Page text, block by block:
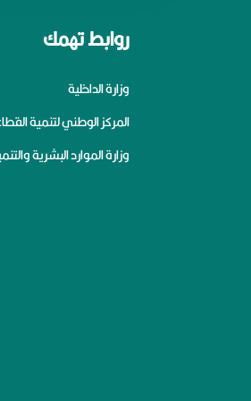
روابط تهمك
وزارة الداخلية
المركز الوطني لتنمية
وزارة الموارد البشرية